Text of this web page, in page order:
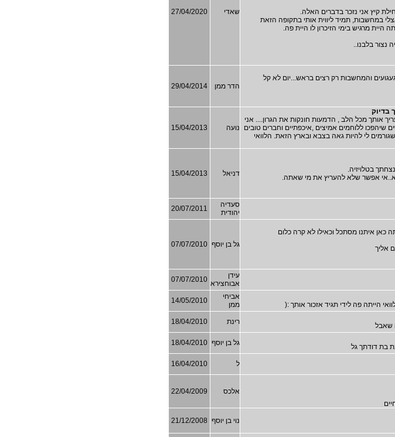
במחשבות, תמיד ליווית אותי בתקופה הזאת
מרגיש בימי הזיכרון לו היית פה.
נצור בלבנו..
שאדי 27/04/2020
והמחשבות רק רצים בראש...יום לא קל
הדר ממן 29/04/2014
בדיוק
אותך מכל הלב , הדמעות חונקות את הגרון.... אני
שיהפכו ללוחמים אמיצים ,איכפתיים וחברים טובים
לי להיות גאה בצבא ובארץ הזאת. הלוואי
נועה 15/04/2013
בטלויזיה.
אפשר שלא להעריץ את מי שאתה.
דניאל 15/04/2013
סעדיה
יהודית
20/07/2011
אליך
גל בן יוסף 07/07/2010
עידן
אבוחצירא 07/07/2010
הייתה פה לידי תגיד אזכור אותך :(
אביחי
ממן
14/05/2010
שאבל
רינת 18/04/2010
בת דודתך גל
גל בן יוסף 18/04/2010
ל 16/04/2010
אלכס 22/04/2009
נוי בן יוסף 21/12/2008